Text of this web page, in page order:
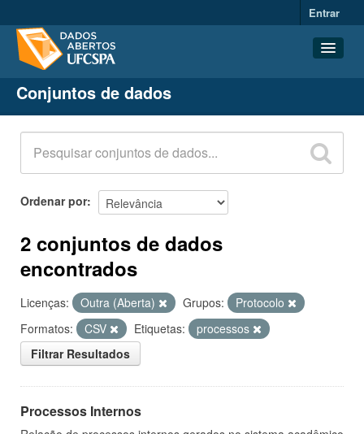
Entrar
Conjuntos de dados
Organizações
Grupos
Sobre
Conjuntos de dados
Ordenar por
2 conjuntos de dados
encontrados
Licenças: Outra (Aberta) Grupos:
Protocolo
Formatos:
CSV Etiquetas:
processos
Filtrar Resultados
Processos Internos